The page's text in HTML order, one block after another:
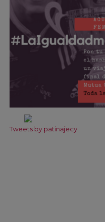
Tweets by patinajecyl